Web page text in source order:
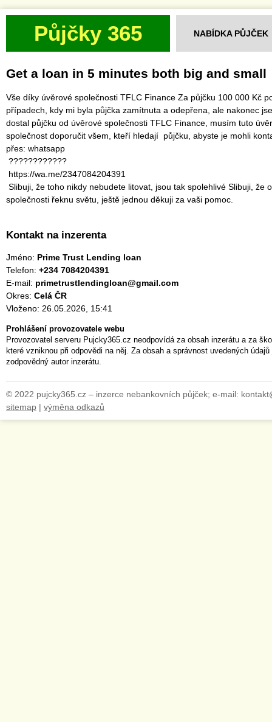
Půjčky 365 NABÍDKA PŮJČEK
Get a loan in 5 minutes both big and small
Vše díky úvěrové společnosti TFLC Finance Za půjčku 100 000 Kč
případech, kdy mi byla půjčka zamítnuta a odepřena, ale nakonec
dostal půjčku od úvěrové společnosti TFLC Finance, musím tuto
společnost doporučit všem, kteří hledají půjčku, abyste je mohli
přes: whatsapp
‎ ????????????
‎ https://wa.me/2347084204391
Slibuji, že toho nikdy nebudete litovat, jsou tak spolehlivé Slibuji, že
společnosti řeknu světu, ještě jednou děkuji za vaši pomoc.
Kontakt na inzerenta
Jméno: Prime Trust Lending loan
Telefon: +234 7084204391
E-mail: primetrustlendingloan@gmail.com
Okres: Celá ČR
Vloženo: 26.05.2026, 15:41
Prohlášení provozovatele webu
Provozovatel serveru Pujcky365.cz neodpovídá za obsah inzerátu a za
které vzniknou při odpovědi na něj. Za obsah a správnost uvedených
zodpovědný autor inzerátu.
© 2022 pujcky365.cz – inzerce nebankovních půjček; e-mail:
sitemap | výměna odkazů